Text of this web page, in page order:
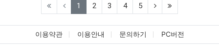
1 (current)
2 3 4 5 (next)
이용약관 이용안내 문의하기 PC버전